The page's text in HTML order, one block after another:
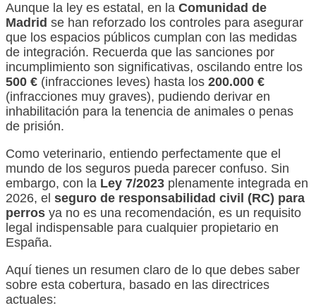
Aunque la ley es estatal, en la Comunidad de
Madrid se han reforzado los controles para asegurar
que los espacios públicos cumplan con las medidas
de integración. Recuerda que las sanciones por
incumplimiento son significativas, oscilando entre los
500 € (infracciones leves) hasta los 200.000 €
(infracciones muy graves), pudiendo derivar en
inhabilitación para la tenencia de animales o penas
de prisión.
Como veterinario, entiendo perfectamente que el
mundo de los seguros pueda parecer confuso. Sin
embargo, con la Ley 7/2023 plenamente integrada en
2026, el seguro de responsabilidad civil (RC) para
perros ya no es una recomendación, es un requisito
legal indispensable para cualquier propietario en
España.
Aquí tienes un resumen claro de lo que debes saber
sobre esta cobertura, basado en las directrices
actuales: